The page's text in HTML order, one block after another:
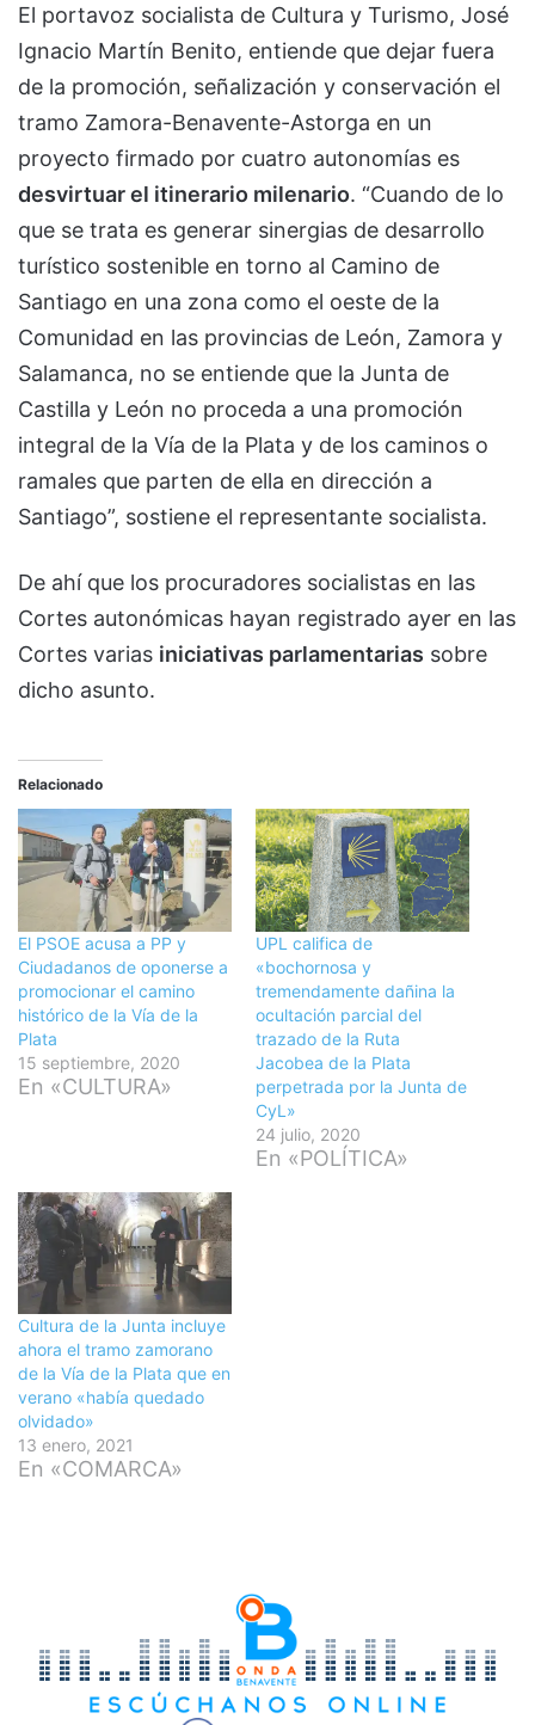
El portavoz socialista de Cultura y Turismo, José
Ignacio Martín Benito, entiende que dejar fuera
de la promoción, señalización y conservación el
tramo Zamora-Benavente-Astorga en un
proyecto firmado por cuatro autonomías es
desvirtuar el itinerario milenario. “Cuando de lo
que se trata es generar sinergias de desarrollo
turístico sostenible en torno al Camino de
Santiago en una zona como el oeste de la
Comunidad en las provincias de León, Zamora y
Salamanca, no se entiende que la Junta de
Castilla y León no proceda a una promoción
integral de la Vía de la Plata y de los caminos o
ramales que parten de ella en dirección a
Santiago”, sostiene el representante socialista.
De ahí que los procuradores socialistas en las
Cortes autonómicas hayan registrado ayer en las
Cortes varias iniciativas parlamentarias sobre
dicho asunto.
Relacionado
El PSOE acusa a PP y
Ciudadanos de oponerse a
promocionar el camino
histórico de la Vía de la
Plata
15 septiembre, 2020
En «CULTURA»
UPL califica de
«bochornosa y
tremendamente dañina la
ocultación parcial del
trazado de la Ruta
Jacobea de la Plata
perpetrada por la Junta de
CyL»
24 julio, 2020
En «POLÍTICA»
Cultura de la Junta incluye
ahora el tramo zamorano
de la Vía de la Plata que en
verano «había quedado
olvidado»
13 enero, 2021
En «COMARCA»